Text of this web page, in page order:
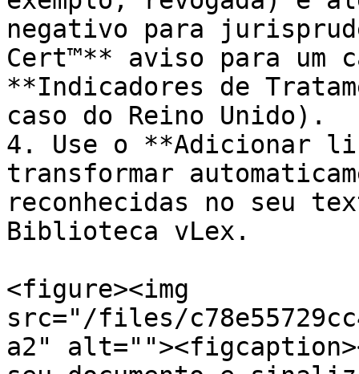
negativo para
Cert™** aviso para um
**Indicadores de
caso do Reino Unido).
4. Use o **Adicionar
transformar
reconhecidas no seu
Biblioteca vLex.
<figure><img
src="/files/
a2"